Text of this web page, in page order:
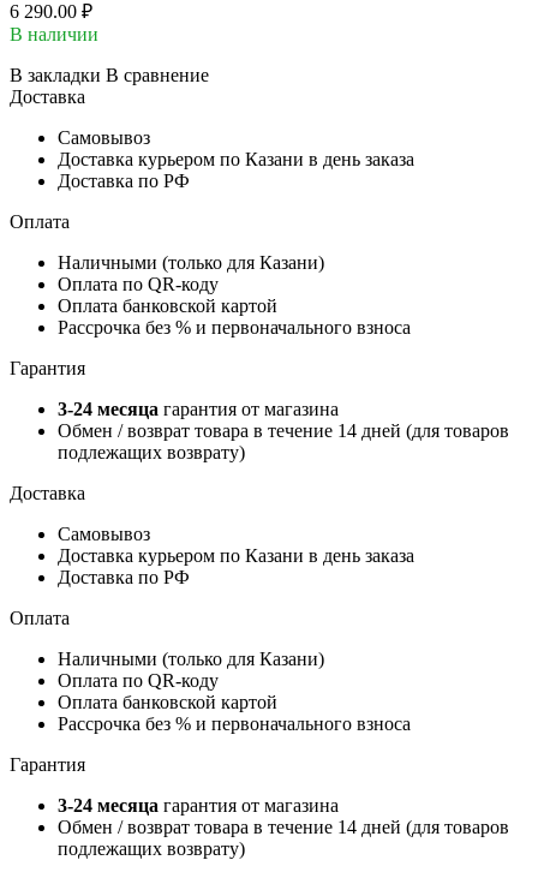
6 290.00 ₽
В наличии
В закладки В сравнение
Доставка
Самовывоз
Доставка курьером по Казани в день заказа
Доставка по РФ
Оплата
Наличными (только для Казани)
Оплата по QR-коду
Оплата банковской картой
Рассрочка без % и первоначального взноса
Гарантия
3-24 месяца гарантия от магазина
Обмен / возврат товара в течение 14 дней (для товаров
подлежащих возврату)
Доставка
Самовывоз
Доставка курьером по Казани в день заказа
Доставка по РФ
Оплата
Наличными (только для Казани)
Оплата по QR-коду
Оплата банковской картой
Рассрочка без % и первоначального взноса
Гарантия
3-24 месяца гарантия от магазина
Обмен / возврат товара в течение 14 дней (для товаров
подлежащих возврату)